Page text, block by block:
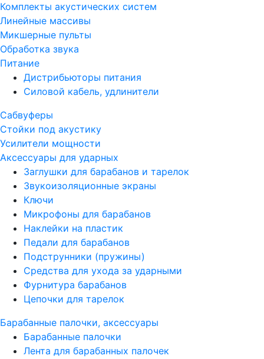
Комплекты акустических систем
Линейные массивы
Микшерные пульты
Обработка звука
Питание
Дистрибьюторы питания
Силовой кабель, удлинители
Сабвуферы
Стойки под акустику
Усилители мощности
Аксессуары для ударных
Заглушки для барабанов и тарелок
Звукоизоляционные экраны
Ключи
Микрофоны для барабанов
Наклейки на пластик
Педали для барабанов
Подструнники (пружины)
Средства для ухода за ударными
Фурнитура барабанов
Цепочки для тарелок
Барабанные палочки, аксессуары
Барабанные палочки
Лента для барабанных палочек